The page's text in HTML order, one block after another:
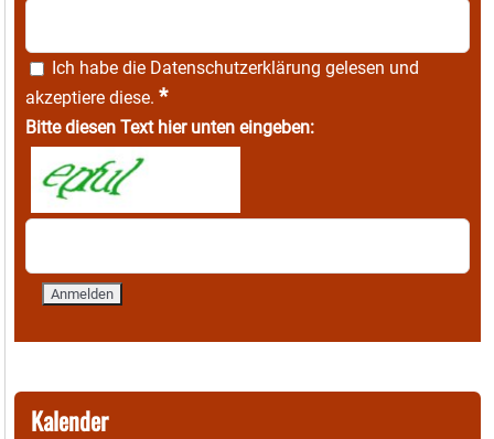
Ich habe die Datenschutzerklärung gelesen und
akzeptiere diese. *
Bitte diesen Text hier unten eingeben:
Kalender